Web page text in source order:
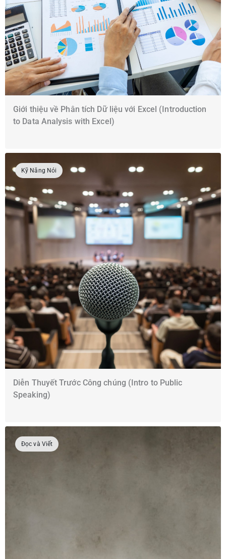
Giới thiệu về Phân tích Dữ liệu với Excel (Introduction
to Data Analysis with Excel)
Kỹ Năng Nói
Diễn Thuyết Trước Công chúng (Intro to Public
Speaking)
Đọc và Viết